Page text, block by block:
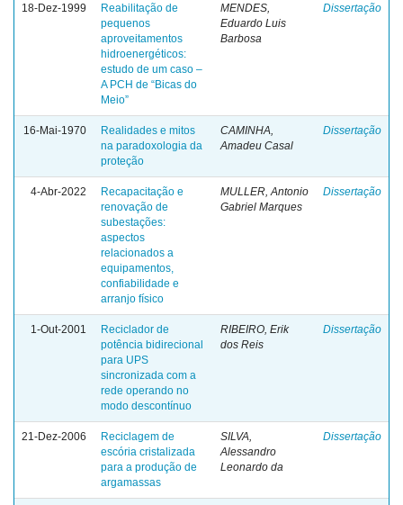
18-Dez-1999
Reabilitação de
pequenos
aproveitamentos
hidroenergéticos:
estudo de um caso –
A PCH de “Bicas do
Meio”
MENDES,
Eduardo Luis
Barbosa
Dissertação
16-Mai-1970
Realidades e mitos
na paradoxologia da
proteção
CAMINHA,
Amadeu Casal
Dissertação
4-Abr-2022
Recapacitação e
renovação de
subestações:
aspectos
relacionados a
equipamentos,
confiabilidade e
arranjo físico
MULLER, Antonio
Gabriel Marques
Dissertação
1-Out-2001
Reciclador de
potência bidirecional
para UPS
sincronizada com a
rede operando no
modo descontínuo
RIBEIRO, Erik
dos Reis
Dissertação
21-Dez-2006
Reciclagem de
escória cristalizada
para a produção de
argamassas
SILVA,
Alessandro
Leonardo da
Dissertação